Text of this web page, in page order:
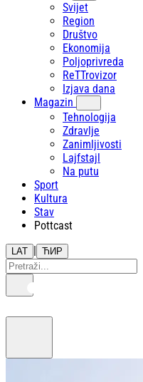
Svijet
Region
Društvo
Ekonomija
Poljoprivreda
ReTTrovizor
Izjava dana
Magazin
Tehnologija
Zdravlje
Zanimljivosti
Lajfstajl
Na putu
Sport
Kultura
Stav
Pottcast
LAT | ЋИР